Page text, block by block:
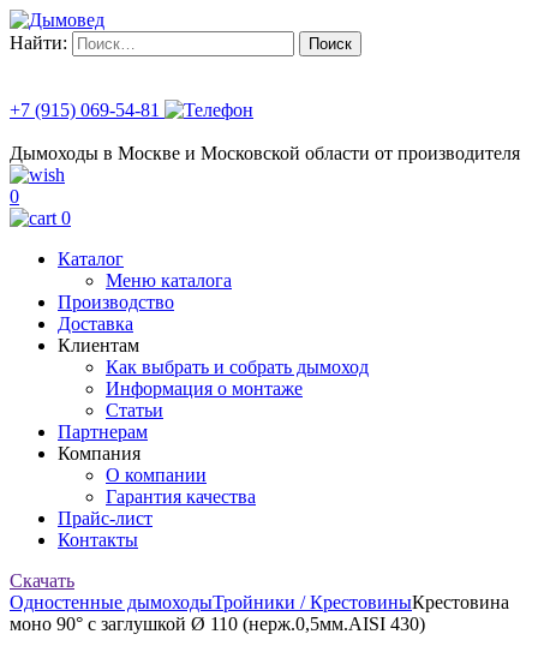
Найти:
+7 (915) 069-54-81
Дымоходы в Москве и Московской области от производителя
0
0
Каталог
Меню каталога
Производство
Доставка
Клиентам
Как выбрать и собрать дымоход
Информация о монтаже
Статьи
Партнерам
Компания
О компании
Гарантия качества
Прайс-лист
Контакты
Скачать
Одностенные дымоходыТройники / КрестовиныКрестовина
моно 90° с заглушкой Ø 110 (нерж.0,5мм.AISI 430)